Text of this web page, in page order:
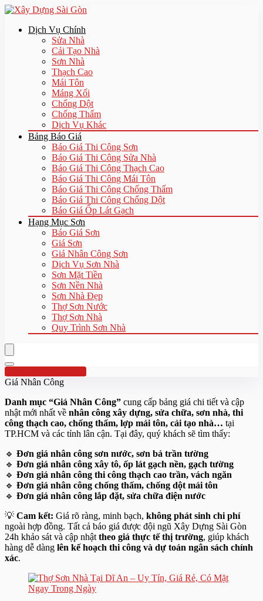
Dịch Vụ Chính
Sửa Nhà
Cải Tạo Nhà
Sơn Nhà
Thạch Cao
Mái Tôn
Máng Xối
Chống Dột
Chống Thấm
Dịch Vụ Khác
Bảng Báo Giá
Báo Giá Thi Công Sơn
Báo Giá Thi Công Sửa Nhà
Báo Giá Thi Công Thạch Cao
Báo Giá Thi Công Mái Tôn
Báo Giá Thi Công Chống Thấm
Báo Giá Thi Công Chống Dột
Báo Giá Ốp Lát Gạch
Hạng Mục Sơn
Báo Giá Sơn
Giá Sơn
Giá Nhân Công Sơn
Dịch Vụ Sơn Nhà
Sơn Mặt Tiền
Sơn Nền Nhà
Sơn Nhà Đẹp
Thợ Sơn Nước
Thợ Sơn Nhà
Quy Trình Sơn Nhà
Hotline:0961 894 472
Giá Nhân Công
Danh mục “Giá Nhân Công” cung cấp bảng giá chi tiết và cập
nhật mới nhất về nhân công xây dựng, sửa chữa, sơn nhà, thi
công thạch cao, chống thấm, lợp mái tôn, cải tạo nhà… tại
TP.HCM và các tỉnh lân cận. Tại đây, quý khách sẽ tìm thấy:
🔹 Đơn giá nhân công sơn nước, sơn bả trần tường
🔹 Đơn giá nhân công xây tô, ốp lát gạch nền, gạch tường
🔹 Đơn giá nhân công thi công thạch cao trần, vách ngăn
🔹 Đơn giá nhân công chống thấm, chống dột mái tôn
🔹 Đơn giá nhân công lắp đặt, sửa chữa điện nước
💡 Cam kết: Giá rõ ràng, minh bạch, không phát sinh chi phí
ngoài hợp đồng. Tất cả báo giá được đội ngũ Xây Dựng Sài Gòn
24h khảo sát và cập nhật theo giá thực tế thị trường, giúp khách
hàng dễ dàng lên kế hoạch thi công và dự toán ngân sách chính
xác.